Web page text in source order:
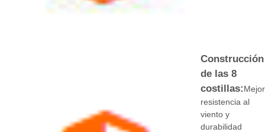
Construcción
de las 8
costillas:Mejor
resistencia al
viento y
durabilidad